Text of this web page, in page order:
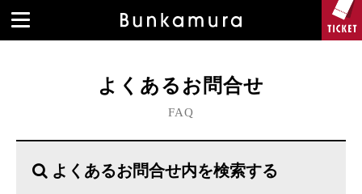
よくあるお問合せ
FAQ
よくあるお問合せ内を検索する